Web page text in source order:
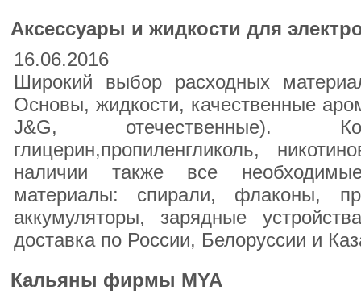
Аксеccуары и жидкости для
16.06.2016
Широкий выбор расходных
Основы, жидкости, качественные
J&G, отечественные).
глицерин,пропиленгликоль,
наличии также все
материалы: спирали, флаконы,
аккумуляторы, зарядные
доставка по России, Белоруссии и
Кальяны фирмы MYA